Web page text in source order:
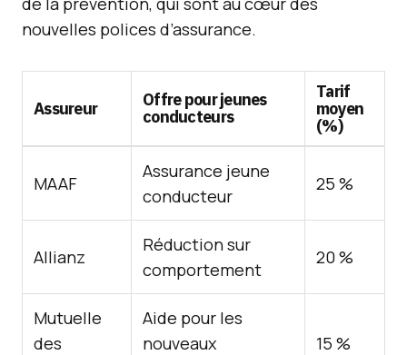
nouvelles polices d’assurance.
Assureur
Offre pour jeunes
conducteurs
Tarif
moyen
(%)
MAAF
Assurance jeune
conducteur
25 %
Allianz
Réduction sur
comportement
20 %
Mutuelle
des
Aide pour les
nouveaux
15 %